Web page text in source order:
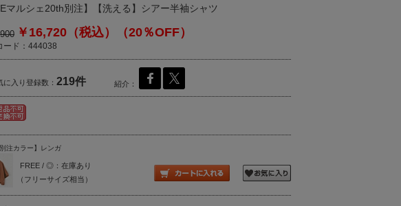
よくあるご質問
マルシェ20th別注】【洗える】シアー半袖シャツ
￥16,720（税込）（20％OFF）
ード：444038
に入り登録数： 219件 紹介：
別注カラー】レンガ
FREE / ◎：在庫あり
（フリーサイズ相当）